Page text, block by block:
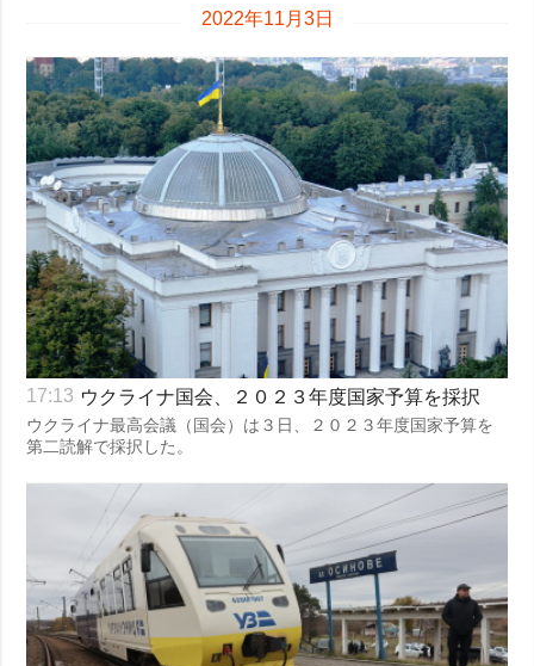
2022年11月3日
17:13 ウクライナ国会、２０２３年度国家予算を採択
ウクライナ最高会議（国会）は３日、２０２３年度国家予算を
第二読解で採択した。